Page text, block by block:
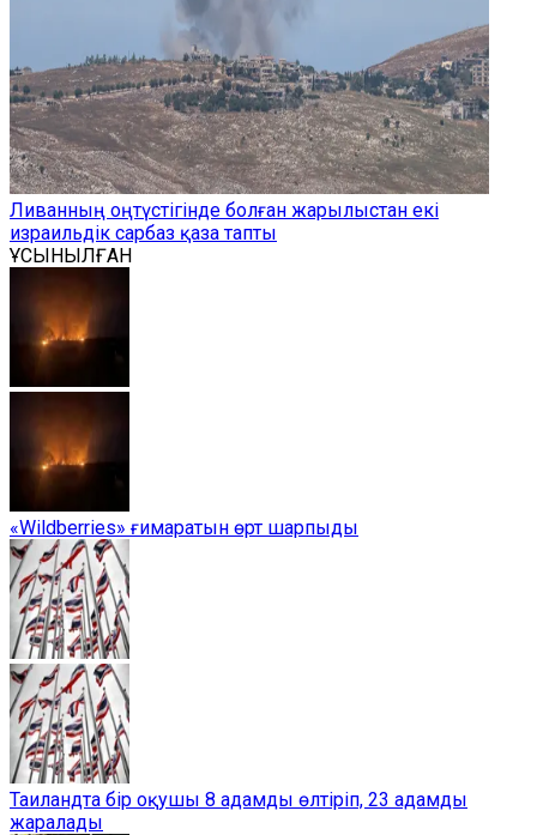
Ливанның оңтүстігінде болған жарылыстан екі
израильдік сарбаз қаза тапты
ҰСЫНЫЛҒАН
«Wildberries» ғимаратын өрт шарпыды
Таиландта бір оқушы 8 адамды өлтіріп, 23 адамды
жаралады